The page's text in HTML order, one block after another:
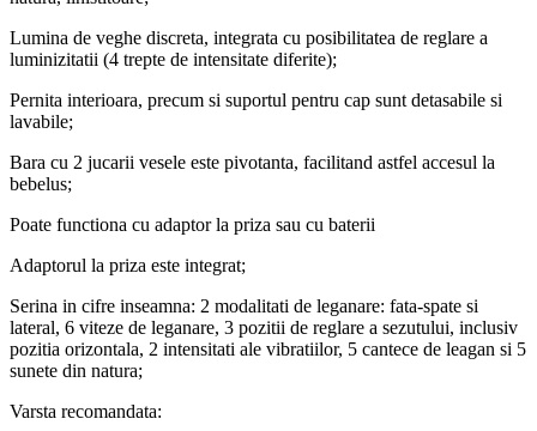
Lumina de veghe discreta, integrata cu posibilitatea de reglare a
luminizitatii (4 trepte de intensitate diferite);
Pernita interioara, precum si suportul pentru cap sunt detasabile si
lavabile;
Bara cu 2 jucarii vesele este pivotanta, facilitand astfel accesul la
bebelus;
Poate functiona cu adaptor la priza sau cu baterii
Adaptorul la priza este integrat;
Serina in cifre inseamna: 2 modalitati de leganare: fata-spate si
lateral, 6 viteze de leganare, 3 pozitii de reglare a sezutului, inclusiv
pozitia orizontala, 2 intensitati ale vibratiilor, 5 cantece de leagan si 5
sunete din natura;
Varsta recomandata: